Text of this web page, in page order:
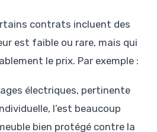
contrats incluent des
est faible ou rare, mais qui
le prix. Par exemple :
électriques, pertinente
l’est beaucoup
bien protégé contre la